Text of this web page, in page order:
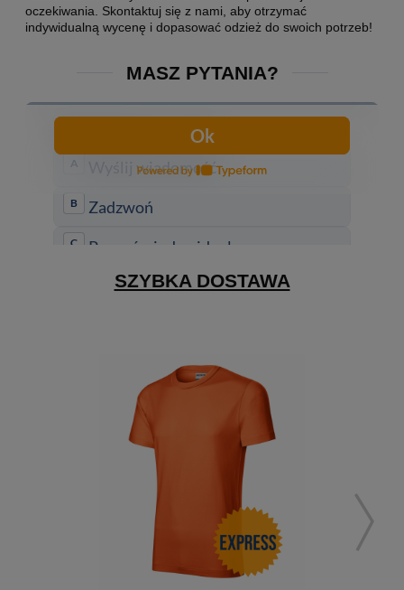
oczekiwania. Skontaktuj się z nami, aby otrzymać
indywidualną wycenę i dopasować odzież do swoich potrzeb!
MASZ PYTANIA?
SZYBKA DOSTAWA